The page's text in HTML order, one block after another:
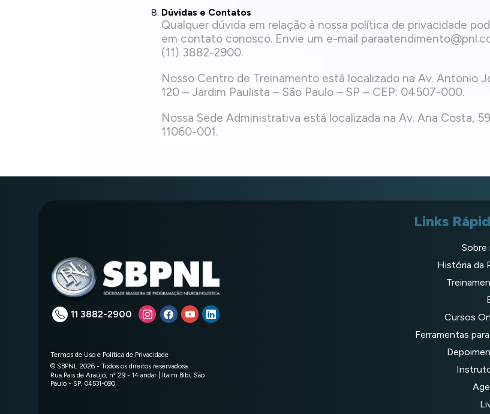
Dúvidas e Contatos
Qualquer dúvida em relação à nossa política de privacidade
em contato conosco. Envie um e-mail
(11) 3882-2900.
Nosso Centro de Treinamento está localizado na Av. Antonio
120 – Jardim Paulista – São Paulo – SP – CEP: 04507-000.
Nossa Sede Administrativa está localizada na Av. Ana Costa,
11060-001.
11 3882-2900
Termos de Uso e Política de Privacidade
© SBPNL 2026 - Todos os direitos reservadosa
Rua Pais de Araújo, nª 29 - 14 andar | Itaim Bibi, São
Paulo - SP, 04531-090
Links
Sobre
História da
Cursos
Ferramentas